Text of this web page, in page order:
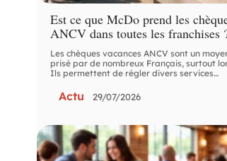
Est ce que McDo prend les
ANCV dans toutes les franchises
Les chèques vacances ANCV sont un
prisé par de nombreux Français, surtout
Ils permettent de régler divers services…
Actu 29/07/2026